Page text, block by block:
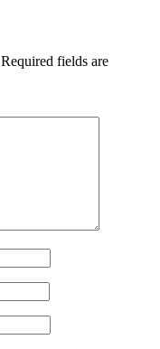
Required fields are